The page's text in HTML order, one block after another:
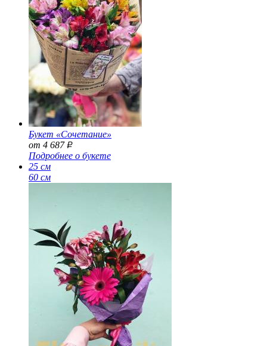
Букет «Сочетание»
от 4 687 Р
Подробнее о букете
25 см
60 см